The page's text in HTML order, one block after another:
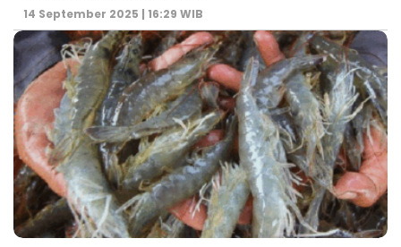
14 September 2025 | 16:29 WIB